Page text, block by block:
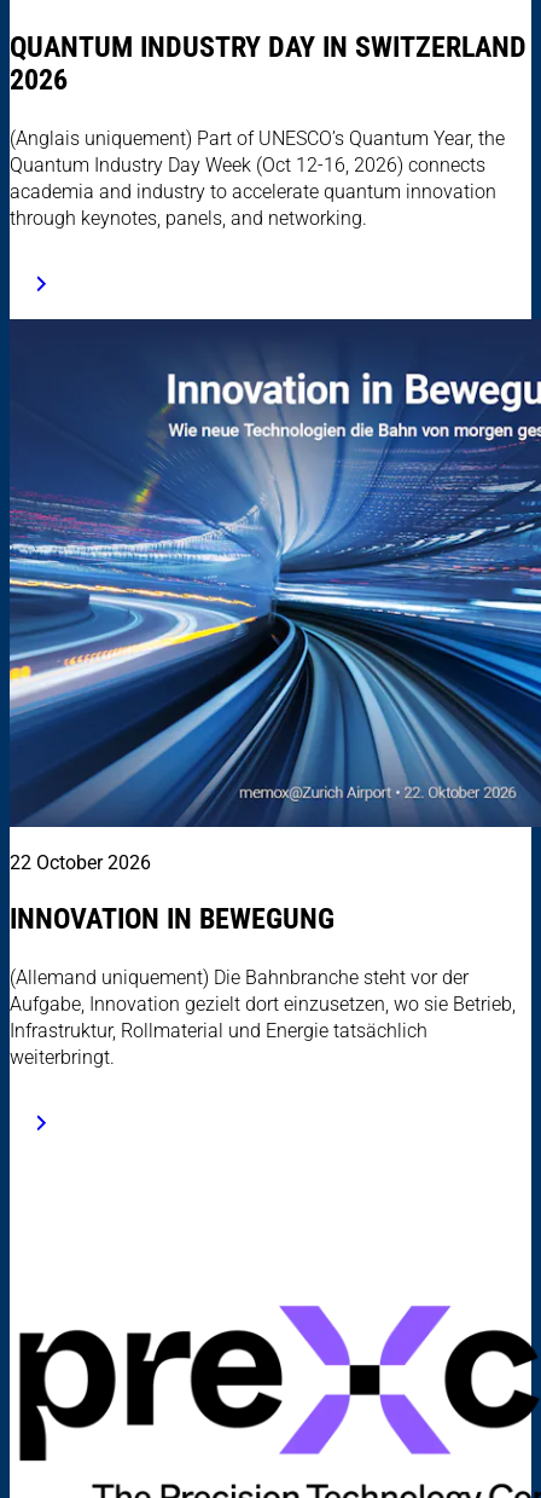
QUANTUM INDUSTRY DAY IN SWITZERLAND
2026
(Anglais uniquement) Part of UNESCO’s Quantum Year, the
Quantum Industry Day Week (Oct 12-16, 2026) connects
academia and industry to accelerate quantum innovation
through keynotes, panels, and networking.
22 October 2026
INNOVATION IN BEWEGUNG
(Allemand uniquement) Die Bahnbranche steht vor der
Aufgabe, Innovation gezielt dort einzusetzen, wo sie Betrieb,
Infrastruktur, Rollmaterial und Energie tatsächlich
weiterbringt.